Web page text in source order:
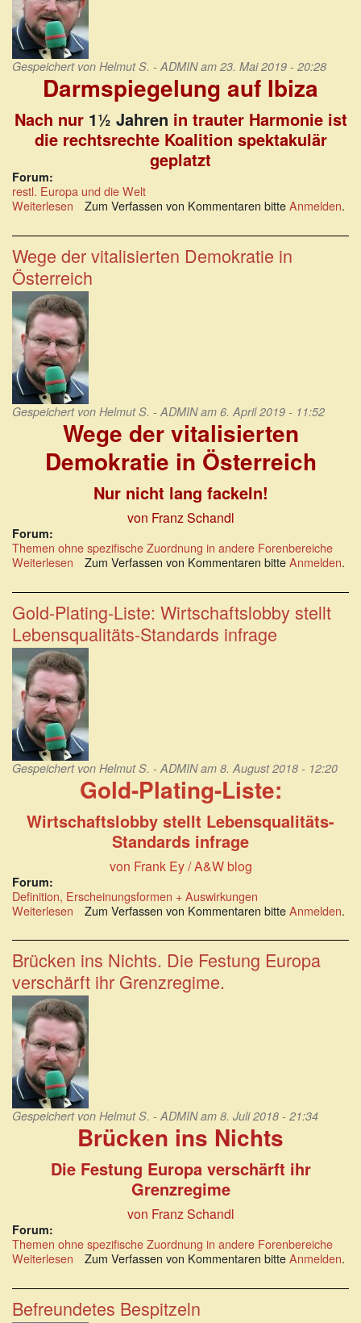
Gespeichert von Helmut S. - ADMINam 23. Mai 2019 - 20:28
Darmspiegelung auf Ibiza
Nach nur 1½ Jahren in trauter Harmonie ist
die rechtsrechte Koalition spektakulär
geplatzt
Forum:
restl. Europa und die Welt
Weiterlesen über
auf
Ibiza:
Rechtsrechte
Koalition
spektakulär
geplatzt
Zum Verfassen von Kommentaren bitteAnmelden.
Wege der vitalisierten Demokratie in
Österreich
Gespeichert von Helmut S. - ADMINam 6. April 2019 - 11:52
Wege der vitalisierten
Demokratie in Österreich
Nur nicht lang fackeln!
von Franz Schandl
Forum:
Themen ohne spezifische Zuordnung in andere Forenbereiche
Weiterlesen über
der
vitalisierten
Demokratie
in
Österreich
Zum Verfassen von Kommentaren bitteAnmelden.
Gold-Plating-Liste: Wirtschaftslobby stellt
Lebensqualitäts-Standards infrage
Gespeichert von Helmut S. - ADMINam 8. August 2018 - 12:20
Gold-Plating-Liste:
Wirtschaftslobby stellt Lebensqualitäts-
Standards infrage
von Frank Ey / A&W blog
Forum:
Definition, Erscheinungsformen + Auswirkungen
Weiterlesen über
Plating-
Liste:
Wirtschaftslobby
stellt
Lebensqualitäts-
Standards
infrage
Zum Verfassen von Kommentaren bitteAnmelden.
Brücken ins Nichts. Die Festung Europa
verschärft ihr Grenzregime.
Gespeichert von Helmut S. - ADMINam 8. Juli 2018 - 21:34
Brücken ins Nichts
Die Festung Europa verschärft ihr
Grenzregime
von Franz Schandl
Forum:
Themen ohne spezifische Zuordnung in andere Forenbereiche
Weiterlesen über
ins
Nichts.
Die
Zum Verfassen von Kommentaren bitteAnmelden.
Befreundetes Bespitzeln